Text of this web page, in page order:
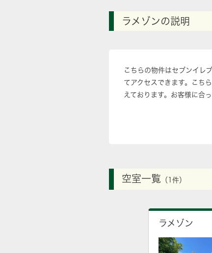
ラメゾンの説明
こちらの物件はセブンイレ
てアクセスできます。こち
えております。お客様に合
空室一覧 （1件）
ラメゾン